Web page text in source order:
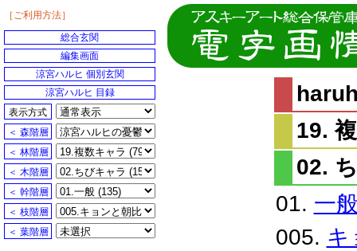
19.
02.
01. 一
005. キ
［ご利用方法］
総合玄関
編集画面
涼宮ハルヒ 個別玄関
涼宮ハルヒ 目録
表示方式
＜ 森階層
＜ 林階層
＜ 木階層
＜ 幹階層
＜ 枝階層
＜ 葉階層